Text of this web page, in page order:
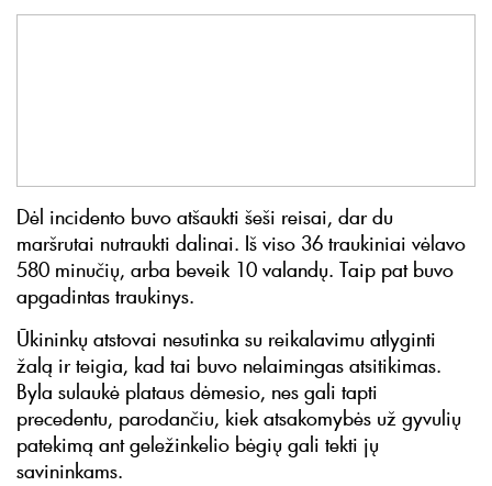
Dėl incidento buvo atšaukti šeši reisai, dar du
maršrutai nutraukti dalinai. Iš viso 36 traukiniai vėlavo
580 minučių, arba beveik 10 valandų. Taip pat buvo
apgadintas traukinys.
Ūkininkų atstovai nesutinka su reikalavimu atlyginti
žalą ir teigia, kad tai buvo nelaimingas atsitikimas.
Byla sulaukė plataus dėmesio, nes gali tapti
precedentu, parodančiu, kiek atsakomybės už gyvulių
patekimą ant geležinkelio bėgių gali tekti jų
savininkams.